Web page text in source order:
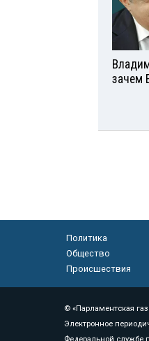
зачем
Политика
Общество
Происшествия
© «Парламентская
Электронное